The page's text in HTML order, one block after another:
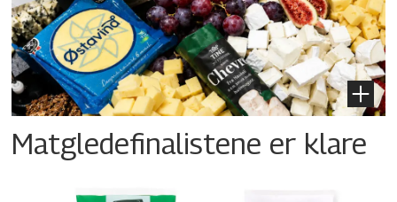
Matgledefinalistene er klare